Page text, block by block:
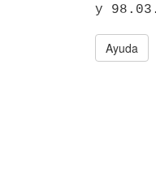
Ayuda